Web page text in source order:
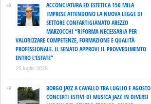
ACCONCIATURA ED ESTETICA 150 MILA
IMPRESE ATTENDONO LA NUOVA LEGGE DI
SETTORE CONFARTIGIANATO AREZZO
MARZOCCHI “RIFORMA NECESSARIA PER
VALORIZZARE COMPETENZE, FORMAZIONE E QUALITÀ
PROFESSIONALE. IL SENATO APPROVI IL PROVVEDIMENTO
ENTRO L’ESTATE”
25 luglio 2026
BORGO JAZZ A CAVALLO TRA LUGLIO E AGOSTO
CONCERTI ESTIVI DI MUSICA JAZZ IN DIVERSI